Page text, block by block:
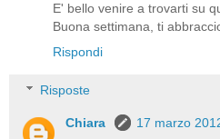
E' bello venire a trovarti su
Buona settimana, ti
Rispondi
Risposte
Chiara
17 marzo